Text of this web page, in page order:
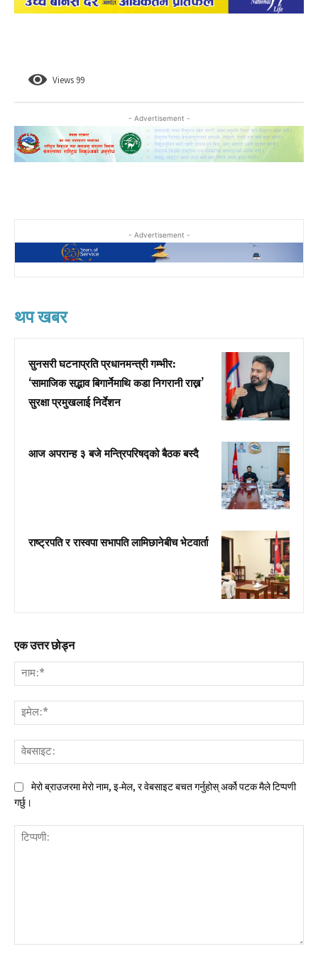
Views 99
- Advertisement -
- Advertisement -
थप खबर
सुनसरी घटनाप्रति प्रधानमन्त्री गम्भीर:
‘सामाजिक सद्भाव बिगार्नेमाथि कडा निगरानी राख्न’
सुरक्षा प्रमुखलाई निर्देशन
आज अपरान्ह ३ बजे मन्त्रिपरिषद्को बैठक बस्दै
राष्ट्रपति र रास्वपा सभापति लामिछानेबीच भेटवार्ता
एक उत्तर छोड्न
मेरो ब्राउजरमा मेरो नाम, इ-मेल, र वेबसाइट बचत गर्नुहोस् अर्को पटक मैले टिप्पणी
गर्छु।